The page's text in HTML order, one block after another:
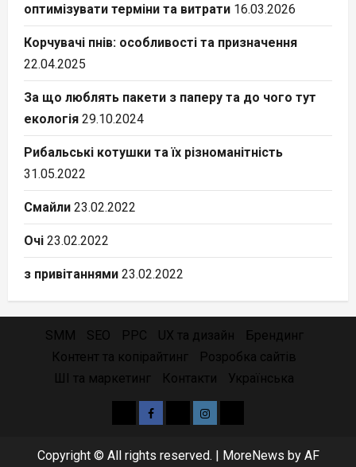
оптимізувати терміни та витрати 16.03.2026
Корчувачі пнів: особливості та призначення
22.04.2025
За що люблять пакети з паперу та до чого тут
екологія 29.10.2024
Рибальські котушки та їх різноманітність
31.05.2022
Смайли 23.02.2022
Очі 23.02.2022
з привітаннями 23.02.2022
SMM SEO PPC UX та дизайн
Брендинг
Контент та копірайтинг
Розробка сайтів
ШІ та маркетинг
Контакти Українська
Facebook
TwitterInstagram
Copyright © All rights reserved. | MoreNews by AF